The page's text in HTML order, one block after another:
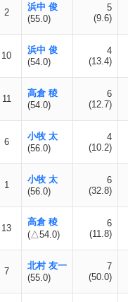
2
浜中 俊
(55.0)
5
(9.6)
10
浜中 俊
(54.0)
4
(13.4)
11
高倉 稜
(54.0)
6
(12.7)
6
小牧 太
(56.0)
4
(10.2)
1
小牧 太
(56.0)
6
(32.8)
13
高倉 稜
(△54.0)
6
(11.8)
7
北村 友一
(55.0)
7
(50.0)